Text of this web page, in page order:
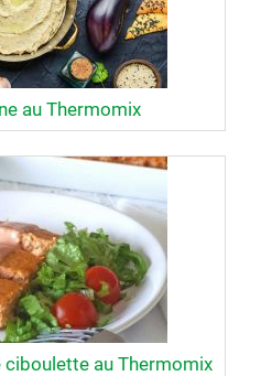
au Thermomix
ciboulette au Thermomix